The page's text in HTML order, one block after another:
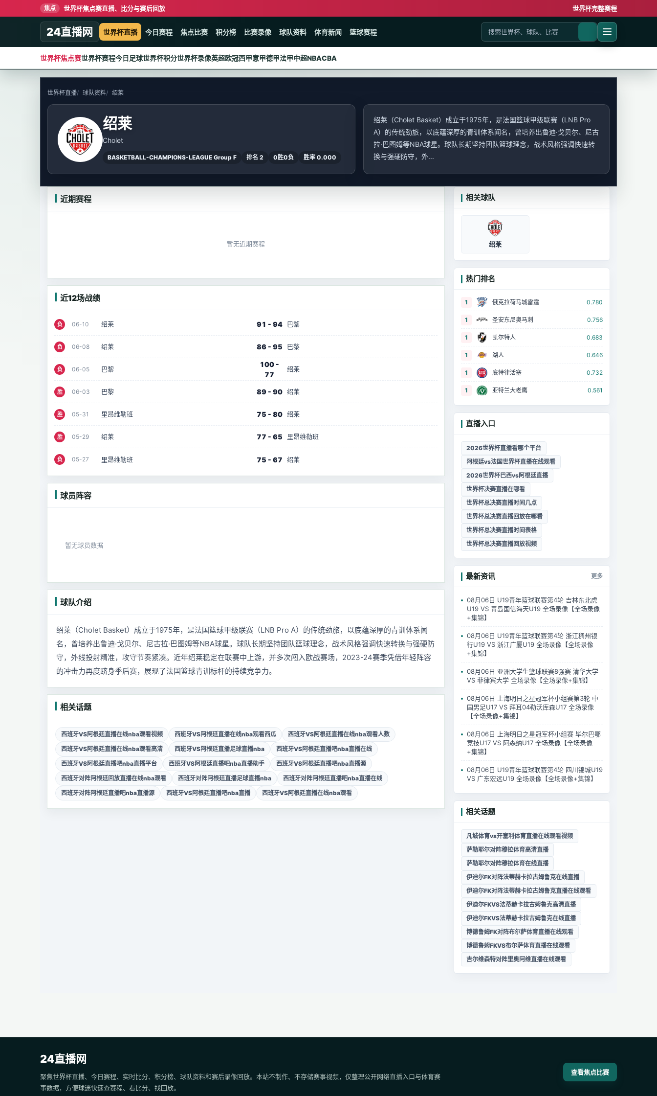
焦点 世界杯焦点赛直播、比分与赛后回放 世界杯完整赛程
24直播网 世界杯直播 今日赛程 焦点比赛 积分榜 比赛录像 球队资料 体育新闻 篮球赛程
世界杯焦点赛世界杯赛程今日足球世界杯积分世界杯录像英超欧冠西甲意甲德甲法甲中超NBACBA
世界杯直播 球队资料 绍莱
绍莱
Cholet
BASKETBALL-CHAMPIONS-LEAGUE Group F 排名 2 0胜0负 胜率 0.000
绍莱（Cholet Basket）成立于1975年，是法国篮球甲级联赛（LNB Pro
A）的传统劲旅，以底蕴深厚的青训体系闻名，曾培养出鲁迪·戈贝尔、尼古
拉·巴图姆等NBA球星。球队长期坚持团队篮球理念，战术风格强调快速转
换与强硬防守，外...
近期赛程
暂无近期赛程
近12场战绩
负 06-10 绍莱 91 - 94 巴黎
负 06-08 绍莱 86 - 95 巴黎
负 06-05 巴黎
100 -
77
绍莱
胜 06-03 巴黎 89 - 90 绍莱
胜 05-31 里昂维勒班 75 - 80 绍莱
胜 05-29 绍莱 77 - 65 里昂维勒班
负 05-27 里昂维勒班 75 - 67 绍莱
球员阵容
暂无球员数据
球队介绍
绍莱（Cholet Basket）成立于1975年，是法国篮球甲级联赛（LNB Pro A）的传统劲旅，以底蕴深厚的青训体系闻
名，曾培养出鲁迪·戈贝尔、尼古拉·巴图姆等NBA球星。球队长期坚持团队篮球理念，战术风格强调快速转换与强硬防
守，外线投射精准，攻守节奏紧凑。近年绍莱稳定在联赛中上游，并多次闯入欧战赛场，2023-24赛季凭借年轻阵容
的冲击力再度跻身季后赛，展现了法国篮球青训标杆的持续竞争力。
相关话题
西班牙VS阿根廷直播在线nba观看视频 西班牙VS阿根廷直播在线nba观看西瓜
西班牙VS阿根廷直播在线nba观看人数
西班牙VS阿根廷直播在线nba观看高清
西班牙VS阿根廷直播足球直播nba
西班牙VS阿根廷直播吧nba直播在线
西班牙VS阿根廷直播吧nba直播平台
西班牙VS阿根廷直播吧nba直播助手
西班牙VS阿根廷直播吧nba直播源
西班牙对阵阿根廷回放直播在线nba观看
西班牙对阵阿根廷直播足球直播nba
西班牙对阵阿根廷直播吧nba直播在线
西班牙对阵阿根廷直播吧nba直播源
西班牙VS阿根廷直播吧nba直播 西班牙VS阿根廷直播在线nba观看
相关球队
绍莱
热门排名
1 俄克拉荷马城雷霆 0.780
1 圣安东尼奥马刺 0.756
1 凯尔特人 0.683
1 湖人 0.646
1 底特律活塞 0.732
1 亚特兰大老鹰 0.561
直播入口
2026世界杯直播看哪个平台
阿根廷vs法国世界杯直播在线观看
2026世界杯巴西vs阿根廷直播
世界杯决赛直播在哪看
世界杯总决赛直播时间几点
世界杯总决赛直播回放在哪看
世界杯总决赛直播时间表格
世界杯总决赛直播回放视频
最新资讯 更多
08月06日 U19青年篮球联赛第4轮 吉林东北虎
U19 VS 青岛国信海天U19 全场录像【全场录像
+集锦】
08月06日 U19青年篮球联赛第4轮 浙江稠州银
行U19 VS 浙江广厦U19 全场录像【全场录像
+集锦】
08月06日 亚洲大学生篮球联赛8强赛 清华大学
VS 菲律宾大学 全场录像【全场录像+集锦】
08月06日 上海明日之星冠军杯小组赛第3轮 中
国男足U17 VS 拜耳04勒沃库森U17 全场录像
【全场录像+集锦】
08月06日 上海明日之星冠军杯小组赛 毕尔巴鄂
竞技U17 VS 阿森纳U17 全场录像【全场录像
+集锦】
08月06日 U19青年篮球联赛第4轮 四川锦城U19
VS 广东宏远U19 全场录像【全场录像+集锦】
相关话题
凡城体育vs开塞利体育直播在线观看视频
萨勒耶尔对阵穆拉体育高清直播
萨勒耶尔对阵穆拉体育在线直播
伊迪尔FK对阵法蒂赫卡拉古姆鲁克在线直播
伊迪尔FK对阵法蒂赫卡拉古姆鲁克直播在线观看
伊迪尔FKVS法蒂赫卡拉古姆鲁克高清直播
伊迪尔FKVS法蒂赫卡拉古姆鲁克在线直播
博德鲁姆FK对阵布尔萨体育直播在线观看
博德鲁姆FKVS布尔萨体育直播在线观看
吉尔维森特对阵里奥阿维直播在线观看
24直播网
聚焦世界杯直播、今日赛程、实时比分、积分榜、球队资料和赛后录像回放。本站不制作、不存储赛事视频，仅整理公开网络直播入口与体育赛
事数据，方便球迷快速查赛程、看比分、找回放。
查看焦点比赛